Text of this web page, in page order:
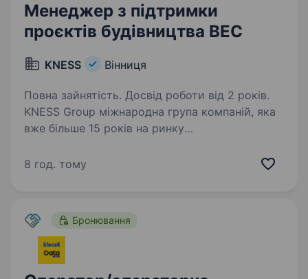
Менеджер з підтримки
проєктів будівництва ВЕС
KNESS Вінниця
Повна зайнятість. Досвід роботи від 2 років.
KNESS Group міжнародна група компаній, яка
вже більше 15 років на ринку
та втілює проекти відновлюваної і традиційної
8 год. тому
Бронювання